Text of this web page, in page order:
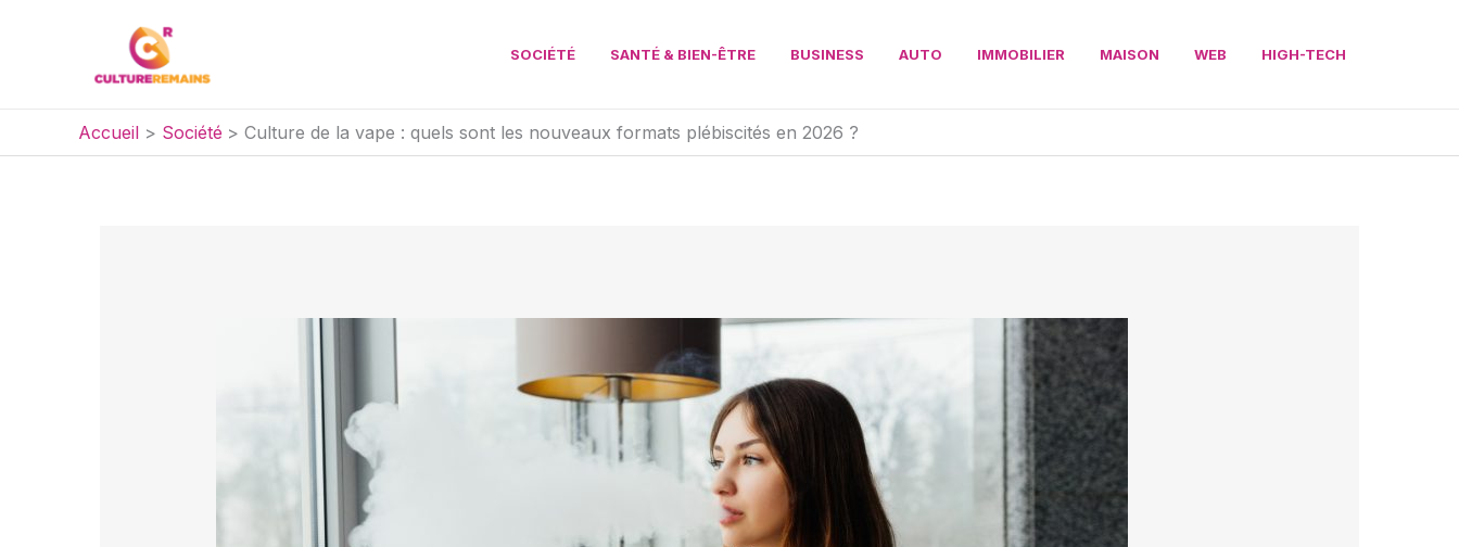
SOCIÉTÉ SANTÉ & BIEN-ÊTRE BUSINESS AUTO IMMOBILIER MAISON WEB HIGH-TECH
Accueil Société Culture de la vape : quels sont les nouveaux formats plébiscités en 2026 ?